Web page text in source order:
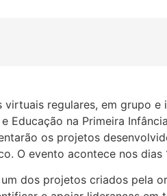
regulares, em grupo
Educação na Primeira
os projetos
O evento acontece nos
dos projetos criados pela